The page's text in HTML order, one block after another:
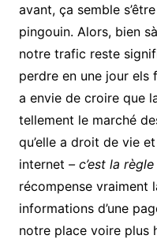
avant, ça semble
pingouin. Alors, bien
notre trafic reste
perdre en une jour els
a envie de croire que
tellement le marché
qu’elle a droit de vie
internet – c’est la
récompense vraiment
informations d’une
notre place voire plus